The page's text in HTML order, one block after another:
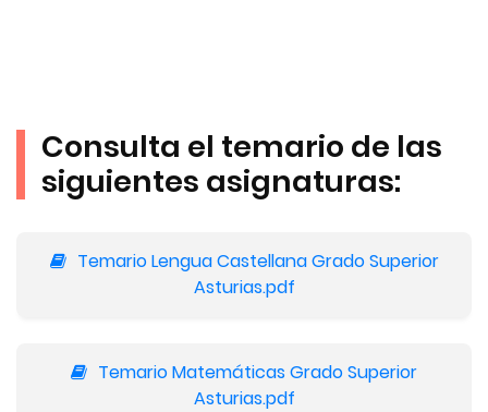
Consulta el temario de las
siguientes asignaturas:
Temario Lengua Castellana Grado Superior
Asturias.pdf
Temario Matemáticas Grado Superior
Asturias.pdf